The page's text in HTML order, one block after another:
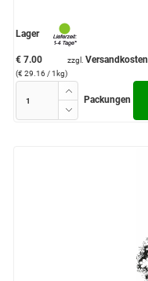
Lager
€ 7.00
(€ 29.16 / 1kg)
zzgl. Versandkosten
Packungen